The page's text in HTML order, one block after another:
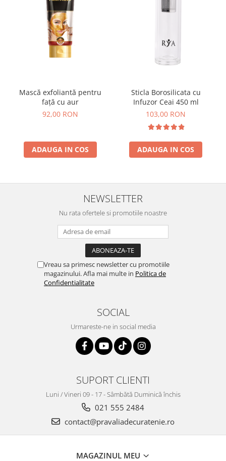
Mască exfoliantă pentru
față cu aur
92,00 RON
ADAUGA IN COS
Sticla Borosilicata cu
Infuzor Ceai 450 ml
103,00 RON
ADAUGA IN COS
NEWSLETTER
Nu rata ofertele si promotiile noastre
Vreau sa primesc newsletter cu promotiile
magazinului. Afla mai multe in Politica de
Confidentialitate
SOCIAL
Urmareste-ne in social media
SUPORT CLIENTI
Luni / Vineri 09 - 17 - Sâmbătă Duminică închis
021 555 2484
contact@pravaliadecuratenie.ro
MAGAZINUL MEU